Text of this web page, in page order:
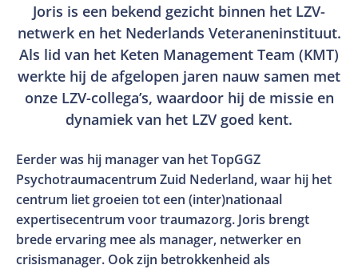
Joris is een bekend gezicht binnen het LZV-
netwerk en het Nederlands Veteraneninstituut.
Als lid van het Keten Management Team (KMT)
werkte hij de afgelopen jaren nauw samen met
onze LZV-collega’s, waardoor hij de missie en
dynamiek van het LZV goed kent.
Eerder was hij manager van het TopGGZ
Psychotraumacentrum Zuid Nederland, waar hij het
centrum liet groeien tot een (inter)nationaal
expertisecentrum voor traumazorg. Joris brengt
brede ervaring mee als manager, netwerker en
crisismanager. Ook zijn betrokkenheid als